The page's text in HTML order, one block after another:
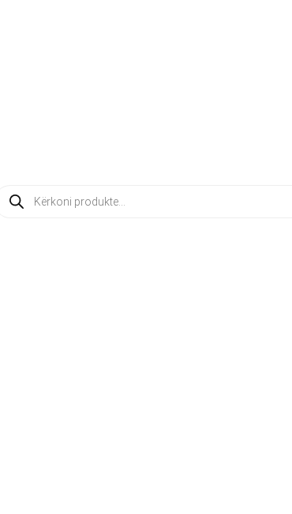
Products
search